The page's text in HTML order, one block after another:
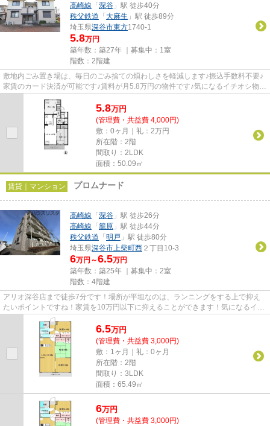
高崎線 「 深谷 」駅 徒歩40分
秩父鉄道 「 大麻生 」駅 徒歩89分
埼玉県深谷市東方1740-1
5.8万円
築年数：築27年 ｜募集中： 1室
階数：2階建
敷地内ごみ置き場は、毎日のごみ捨ての煩わしさを軽減します♪振込手数料不要♪
家賃のカード決済が可能です♪賃料が月5.8万円の物件です♪気になるイチオシ物件
5.8万円
(管理費・共益費 4,000円)
敷：0ヶ月｜礼：2万円
所在階：2階
間取り：2LDK
面積：50.09㎡
賃貸｜マンション プロムナード
高崎線 「 深谷 」駅 徒歩26分
高崎線 「 籠原 」駅 徒歩44分
秩父鉄道 「 明戸 」駅 徒歩80分
埼玉県深谷市上柴町西 ２丁目10-3
6万円～6.5万円
築年数：築25年 ｜募集中： 2室
階数：4階建
アリオ深谷店まで徒歩7分です！場所が平坦なのは、ランニングをする上で抑え
たいポイントですね！家賃を10万円以下に抑えることができます！気になるイチ
オシ物件情報：「プロムナード...
6.5万円
(管理費・共益費 3,000円)
敷：1ヶ月｜礼：0ヶ月
所在階：2階
間取り：3LDK
面積：65.49㎡
6万円
(管理費・共益費 3,000円)